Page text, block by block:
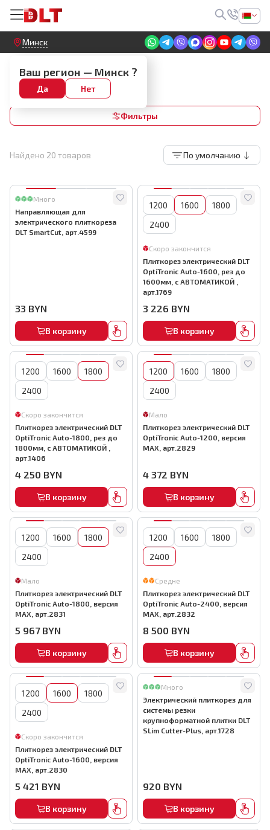
Круглосуточный! Прием заявок на сайте
Минск
Ваш регион — Минск ?
Да Нет
Электрические плиткорезы
Плиткорезы DLT
Фильтры
Найдено 20 товаров По умолчанию
Много
Направляющая для
электрического плиткореза
DLT SmartCut, арт.4599
33 BYN
В корзину
1200 1600
1800
2400
Скоро закончится
Плиткорез электрический DLT
OptiTronic Auto-1600, рез до
1600мм, с АВТОМАТИКОЙ ,
арт.1769
3 226 BYN
В корзину
1200 1600
1800
2400
Скоро закончится
Плиткорез электрический DLT
OptiTronic Auto-1800, рез до
1800мм, с АВТОМАТИКОЙ ,
арт.1406
4 250 BYN
В корзину
1200 1600
1800
2400
Мало
Плиткорез электрический DLT
OptiTronic Auto-1200, версия
MAX, арт.2829
4 372 BYN
В корзину
1200 1600
1800
2400
Мало
Плиткорез электрический DLT
OptiTronic Auto-1800, версия
MAX, арт.2831
5 967 BYN
В корзину
1200 1600
1800
2400
Средне
Плиткорез электрический DLT
OptiTronic Auto-2400, версия
MAX, арт.2832
8 500 BYN
В корзину
1200 1600
1800
2400
Скоро закончится
Плиткорез электрический DLT
OptiTronic Auto-1600, версия
MAX, арт.2830
5 421 BYN
В корзину
Много
Электрический плиткорез для
системы резки
крупноформатной плитки DLT
SLim Cutter-Plus, арт.1728
920 BYN
В корзину